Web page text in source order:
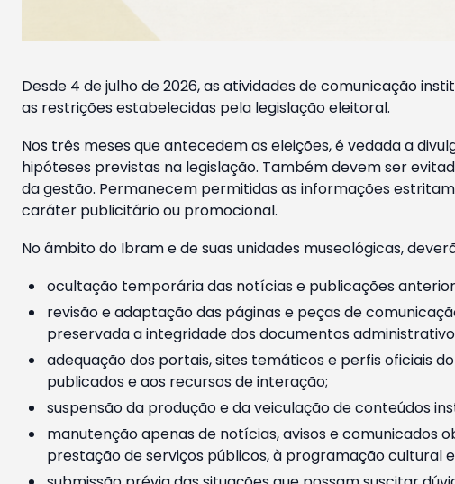
Desde 4 de julho de 2026, as atividades de comunicação
as restrições estabelecidas pela legislação eleitoral.
Nos três meses que antecedem as eleições, é vedada a
hipóteses previstas na legislação. Também devem ser
da gestão. Permanecem permitidas as informações
caráter publicitário ou promocional.
No âmbito do Ibram e de suas unidades museológicas,
ocultação temporária das notícias e publicações
revisão e adaptação das páginas e peças de
preservada a integridade dos documentos
adequação dos portais, sites temáticos e perfis oficiais
publicados e aos recursos de interação;
suspensão da produção e da veiculação de conteúdos
manutenção apenas de notícias, avisos e comunicados
prestação de serviços públicos, à programação cultural